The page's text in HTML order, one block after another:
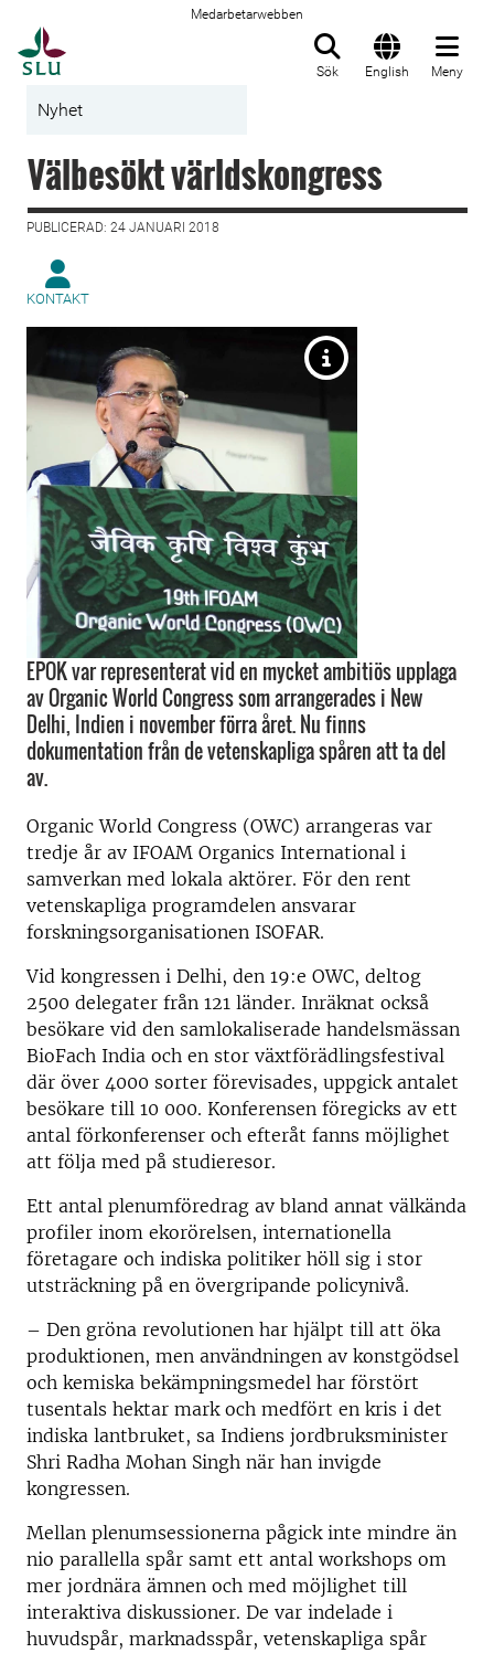
Medarbetarwebben
Sök English Meny
Nyhet
Välbesökt världskongress
PUBLICERAD: 24 JANUARI 2018
KONTAKT
EPOK var representerat vid en mycket ambitiös upplaga
av Organic World Congress som arrangerades i New
Delhi, Indien i november förra året. Nu finns
dokumentation från de vetenskapliga spåren att ta del
av.
Organic World Congress (OWC) arrangeras var
tredje år av IFOAM Organics International i
samverkan med lokala aktörer. För den rent
vetenskapliga programdelen ansvarar
forskningsorganisationen ISOFAR.
Vid kongressen i Delhi, den 19:e OWC, deltog
2500 delegater från 121 länder. Inräknat också
besökare vid den samlokaliserade handelsmässan
BioFach India och en stor växtförädlingsfestival
där över 4000 sorter förevisades, uppgick antalet
besökare till 10 000. Konferensen föregicks av ett
antal förkonferenser och efteråt fanns möjlighet
att följa med på studieresor.
Ett antal plenumföredrag av bland annat välkända
profiler inom ekorörelsen, internationella
företagare och indiska politiker höll sig i stor
utsträckning på en övergripande policynivå.
– Den gröna revolutionen har hjälpt till att öka
produktionen, men användningen av konstgödsel
och kemiska bekämpningsmedel har förstört
tusentals hektar mark och medfört en kris i det
indiska lantbruket, sa Indiens jordbruksminister
Shri Radha Mohan Singh när han invigde
kongressen.
Mellan plenumsessionerna pågick inte mindre än
nio parallella spår samt ett antal workshops om
mer jordnära ämnen och med möjlighet till
interaktiva diskussioner. De var indelade i
huvudspår, marknadsspår, vetenskapliga spår